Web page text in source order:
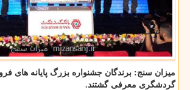
میزان سنج: برندگان جشنواره بزرگ پایانه های
گردشگری معرفی گشتند.